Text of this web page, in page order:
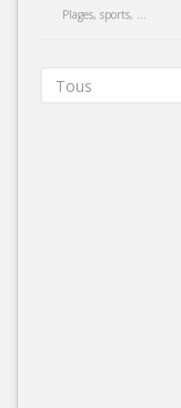
Plages, sports, ...
Tous